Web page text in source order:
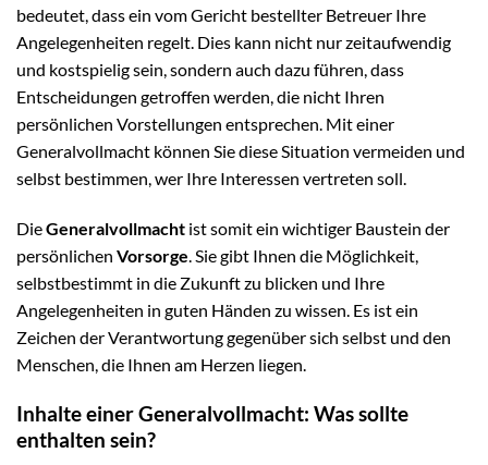
bedeutet, dass ein vom Gericht bestellter Betreuer Ihre
Angelegenheiten regelt. Dies kann nicht nur zeitaufwendig
und kostspielig sein, sondern auch dazu führen, dass
Entscheidungen getroffen werden, die nicht Ihren
persönlichen Vorstellungen entsprechen. Mit einer
Generalvollmacht können Sie diese Situation vermeiden und
selbst bestimmen, wer Ihre Interessen vertreten soll.
DieGeneralvollmacht ist somit ein wichtiger Baustein der
persönlichen Vorsorge. Sie gibt Ihnen die Möglichkeit,
selbstbestimmt in die Zukunft zu blicken und Ihre
Angelegenheiten in guten Händen zu wissen. Es ist ein
Zeichen der Verantwortung gegenüber sich selbst und den
Menschen, die Ihnen am Herzen liegen.
Inhalte einer Generalvollmacht: Was sollte
enthalten sein?